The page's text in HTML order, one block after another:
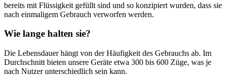
bereits mit Flüssigkeit gefüllt sind und so konzipiert wurden, dass sie
nach einmaligem Gebrauch verworfen werden.
Wie lange halten sie?
Die Lebensdauer hängt von der Häufigkeit des Gebrauchs ab. Im
Durchschnitt bieten unsere Geräte etwa 300 bis 600 Züge, was je
nach Nutzer unterschiedlich sein kann.